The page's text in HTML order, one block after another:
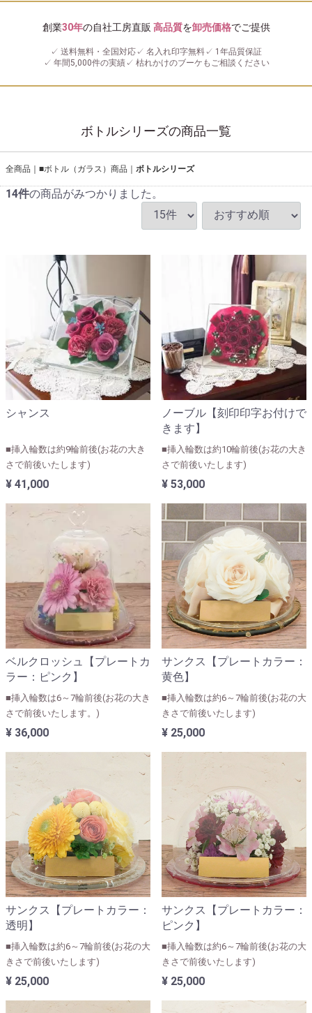
創業30年の自社工房直販 高品質を卸売価格でご提供
✓ 送料無料・全国対応 ✓ 名入れ印字無料 ✓ 1年品質保証
✓ 年間5,000件の実績✓ 枯れかけのブーケもご相談ください
ボトルシリーズの商品一覧
全商品 ■ボトル（ガラス）商品 ボトルシリーズ
14件の商品がみつかりました。
シャンス
■挿入輪数は約9輪前後(お花の大き
さで前後いたします)
¥ 41,000
ノーブル【刻印印字お付けで
きます】
■挿入輪数は約10輪前後(お花の大き
さで前後いたします)
¥ 53,000
ベルクロッシュ【プレートカ
ラー：ピンク】
■挿入輪数は6～7輪前後(お花の大き
さで前後いたします。)
¥ 36,000
サンクス【プレートカラー：
黄色】
■挿入輪数は約6～7輪前後(お花の大
きさで前後いたします)
¥ 25,000
サンクス【プレートカラー：
透明】
■挿入輪数は約6～7輪前後(お花の大
きさで前後いたします)
¥ 25,000
サンクス【プレートカラー：
ピンク】
■挿入輪数は約6～7輪前後(お花の大
きさで前後いたします)
¥ 25,000